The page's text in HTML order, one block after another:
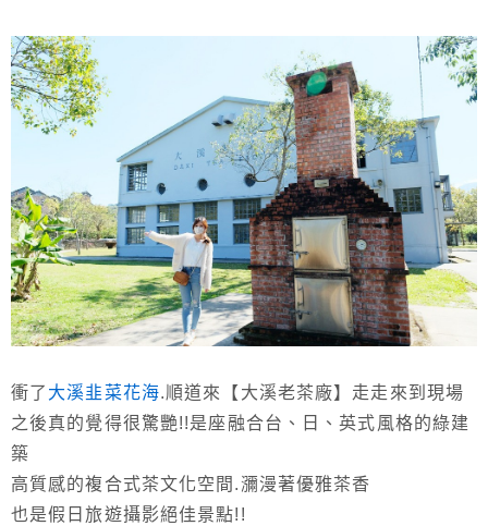
衝了 大溪韭菜花海.順道來【大溪老茶廠】走走來到現場
之後真的覺得很驚艷!!是座融合台、日、英式風格的綠建
築
高質感的複合式茶文化空間.瀰漫著優雅茶香
也是假日旅遊攝影絕佳景點!!